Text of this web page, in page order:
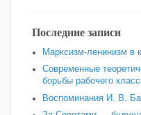
Последние записи
Марксизм-ленинизм в
Современные
борьбы рабочего
Воспоминания И. В.